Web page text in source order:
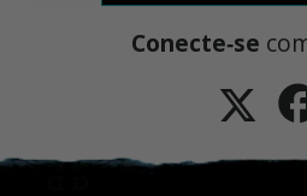
Conecte‑se